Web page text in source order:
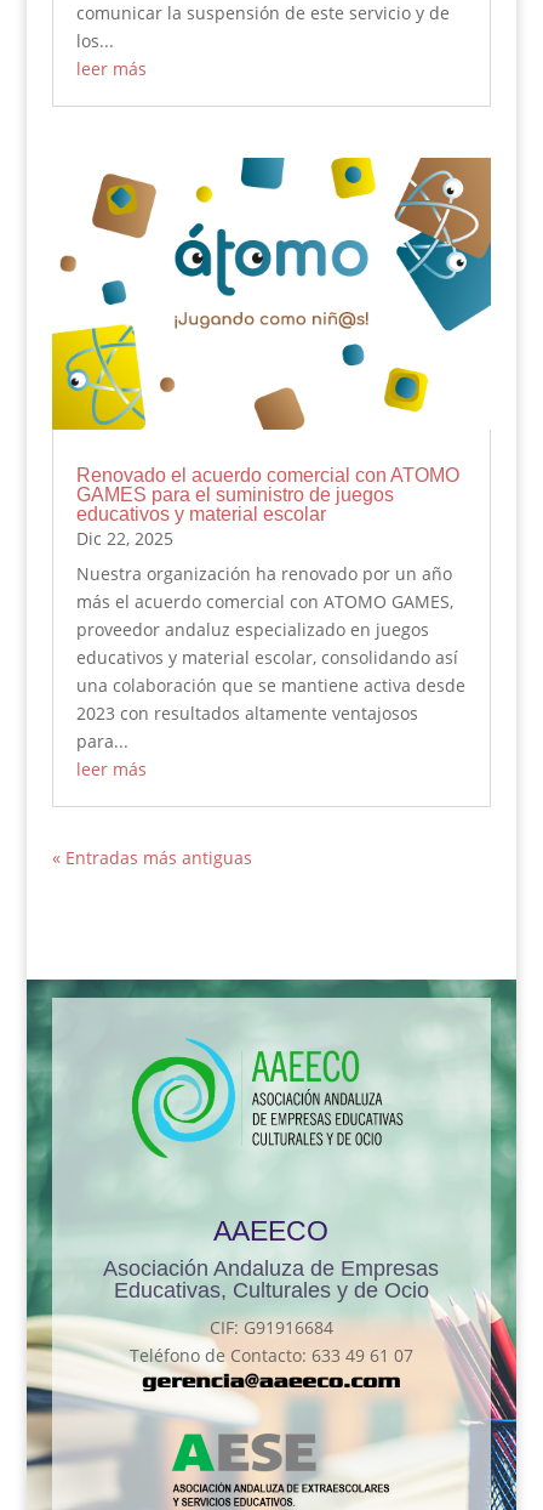
comunicar la suspensión de este servicio y de
los...
leer más
Renovado el acuerdo comercial con ATOMO
GAMES para el suministro de juegos
educativos y material escolar
Dic 22, 2025
Nuestra organización ha renovado por un año
más el acuerdo comercial con ATOMO GAMES,
proveedor andaluz especializado en juegos
educativos y material escolar, consolidando así
una colaboración que se mantiene activa desde
2023 con resultados altamente ventajosos
para...
leer más
« Entradas más antiguas
AAEECO
Asociación Andaluza de Empresas
Educativas, Culturales y de Ocio
CIF: G91916684
Teléfono de Contacto: 633 49 61 07